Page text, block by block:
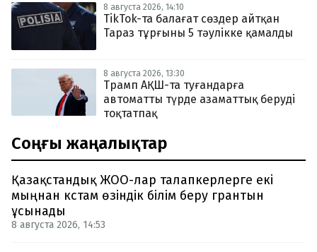
8 августа 2026, 14:10
TikTok-та балағат сөздер айтқан
Тараз тұрғыны 5 тәулікке қамалды
8 августа 2026, 13:30
Трамп АҚШ-та туғандарға
автоматты түрде азаматтық беруді
тоқтатпақ
Соңғы жаңалықтар
Қазақстандық ЖОО-лар талапкерлерге екі
мыңнан кстам өзіндік білім беру грантын
ұсынады
8 августа 2026, 14:53